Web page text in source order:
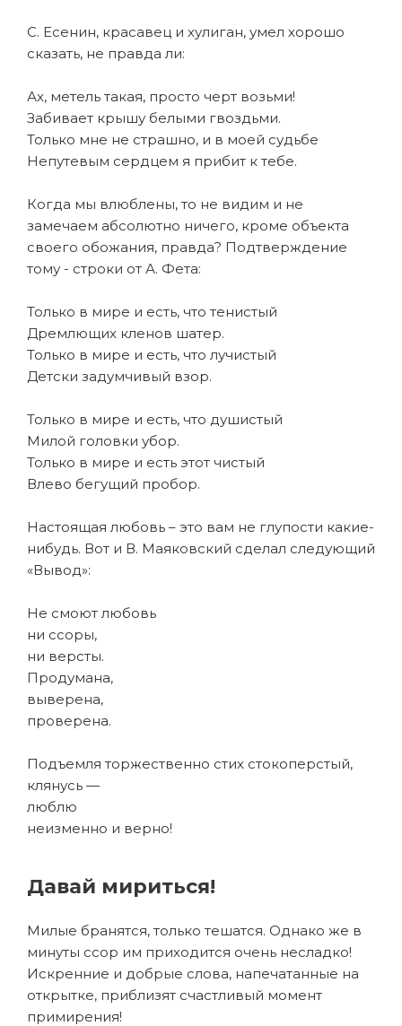
С. Есенин, красавец и хулиган, умел хорошо
сказать, не правда ли:
Ах, метель такая, просто черт возьми!
Забивает крышу белыми гвоздьми.
Только мне не страшно, и в моей судьбе
Непутевым сердцем я прибит к тебе.
Когда мы влюблены, то не видим и не
замечаем абсолютно ничего, кроме объекта
своего обожания, правда? Подтверждение
тому - строки от А. Фета:
Только в мире и есть, что тенистый
Дремлющих кленов шатер.
Только в мире и есть, что лучистый
Детски задумчивый взор.
Только в мире и есть, что душистый
Милой головки убор.
Только в мире и есть этот чистый
Влево бегущий пробор.
Настоящая любовь – это вам не глупости какие-
нибудь. Вот и В. Маяковский сделал следующий
«Вывод»:
Не смоют любовь
ни ссоры,
ни версты.
Продумана,
выверена,
проверена.
Подъемля торжественно стих стокоперстый,
клянусь —
люблю
неизменно и верно!
Давай мириться!
Милые бранятся, только тешатся. Однако же в
минуты ссор им приходится очень несладко!
Искренние и добрые слова, напечатанные на
открытке, приблизят счастливый момент
примирения!